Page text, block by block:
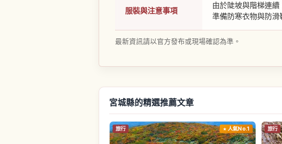
服裝與注意事項
由於陡坡與階梯連
準備防寒衣物與防滑
最新資訊請以官方發布或現場確認為準。
宮城縣的精選推薦文章
旅行 人氣No.1 旅行